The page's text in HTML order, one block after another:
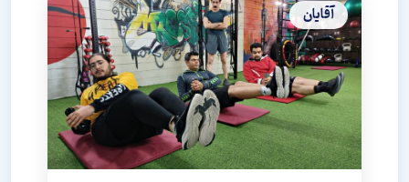
آقایان